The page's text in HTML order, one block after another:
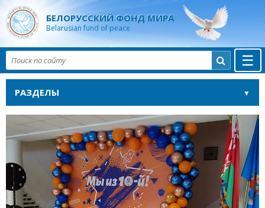
БЕЛОРУССКИЙ ФОНД МИРА
Belarusian fund of peace
☰

РАЗДЕЛЫ